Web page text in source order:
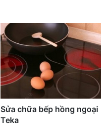
Sửa chữa bếp hồng ngoại
Teka